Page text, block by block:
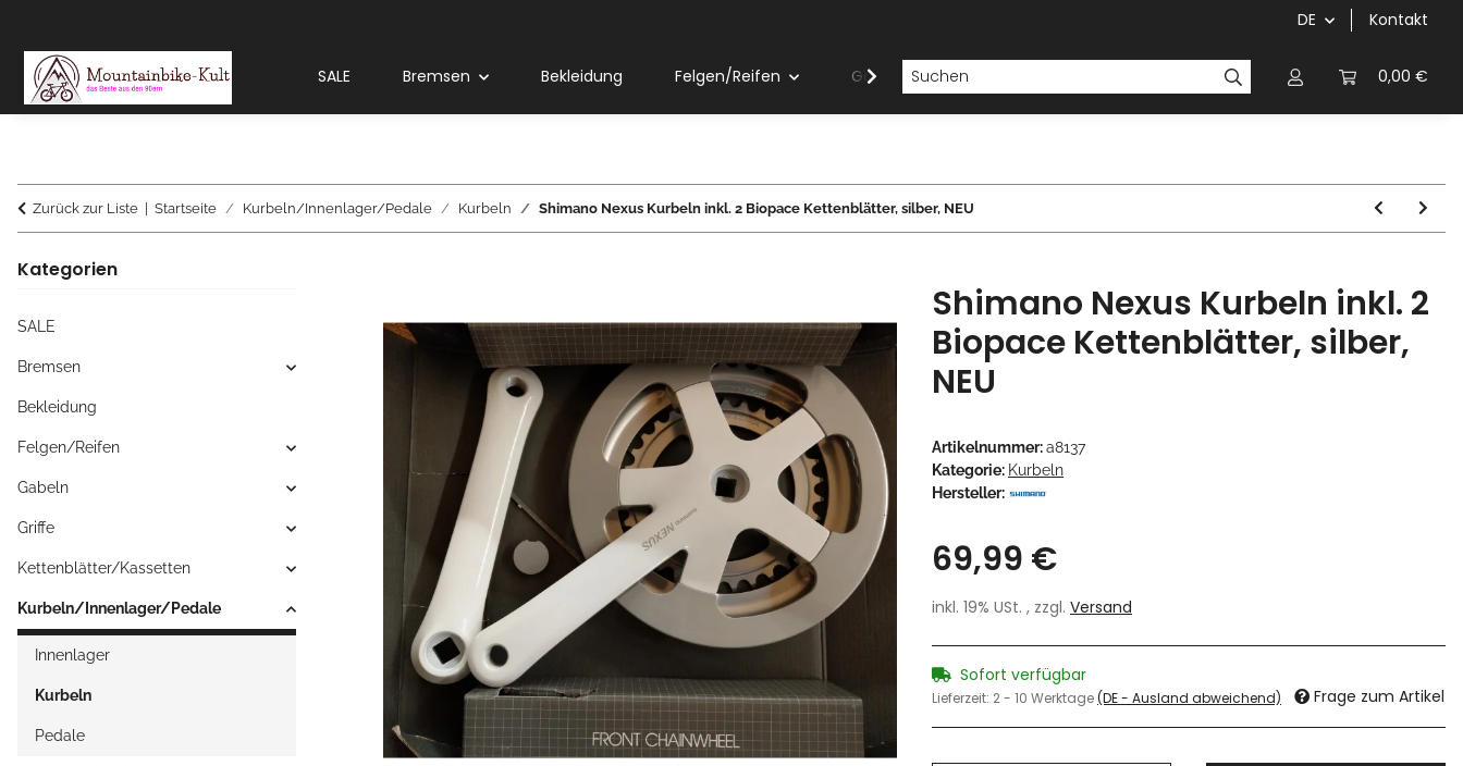
DE Kontakt
0,00 €
SALE Bremsen Bekleidung Felgen/Reifen Gabeln Kettenblätter/Kassetten Kurbeln/
Zurück zur Liste Startseite Kurbeln/Innenlager/Pedale Kurbeln Shimano Nexus Kurbeln inkl. 2 Biopace Kettenblätter, silber, NEU
Shimano Nexus Kurbeln inkl. 2
Biopace Kettenblätter, silber,
NEU
Artikelnummer:a8137
Kategorie: Kurbeln
Hersteller:
69,99 €
inkl. 19% USt. , zzgl. Versand
Sofort verfügbar
Lieferzeit: 2 - 10 Werktage(DE - Ausland abweichend) Frage zum Artikel
Kategorien
SALE
Bremsen
Bekleidung
Felgen/Reifen
Gabeln
Griffe
Kettenblätter/Kassetten
Kurbeln/Innenlager/Pedale
Innenlager
Kurbeln
Pedale